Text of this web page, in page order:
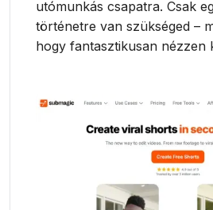
utómunkás csapatra. Csak
történetre van szükséged –
hogy fantasztikusan nézzen